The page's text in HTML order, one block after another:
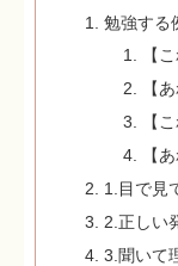
勉強する
【
【
【
【
1.目で見
2.正しい
3.聞いて